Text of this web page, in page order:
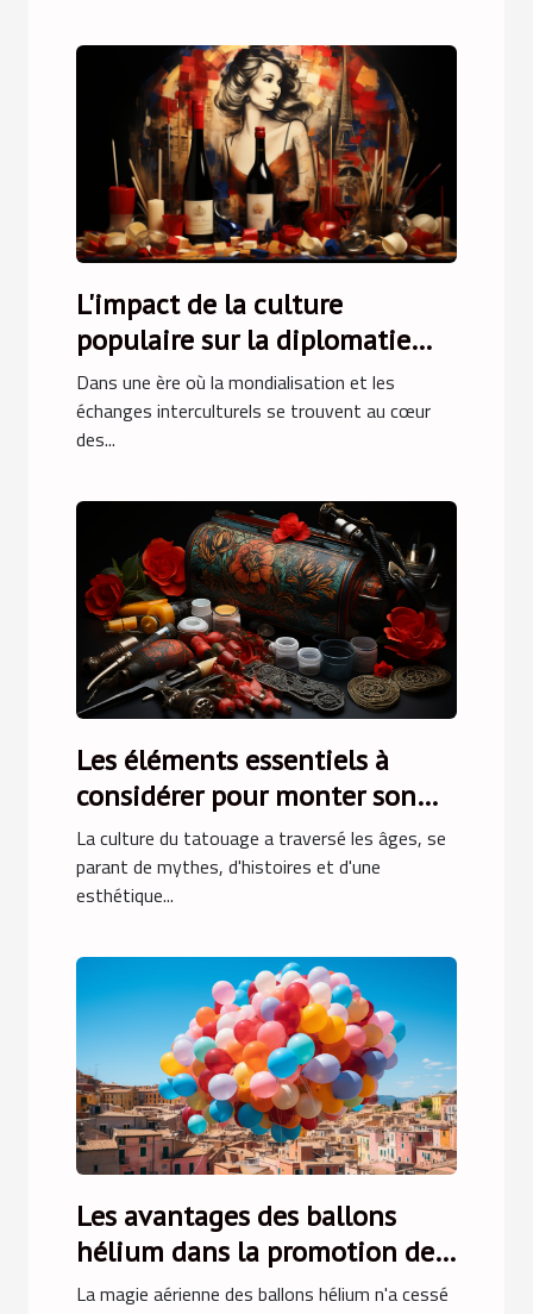
L'impact de la culture
populaire sur la diplomatie
culturelle française
Dans une ère où la mondialisation et les
échanges interculturels se trouvent au cœur
des...
Les éléments essentiels à
considérer pour monter son
premier kit de tatouage
maison
La culture du tatouage a traversé les âges, se
parant de mythes, d'histoires et d'une
esthétique...
Les avantages des ballons
hélium dans la promotion des
destinations touristiques
La magie aérienne des ballons hélium n'a cessé